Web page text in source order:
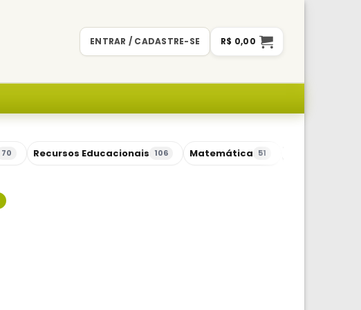
ENTRAR / CADASTRE-SE R$ 0,00
70 Recursos Educacionais 106 Matemática 51